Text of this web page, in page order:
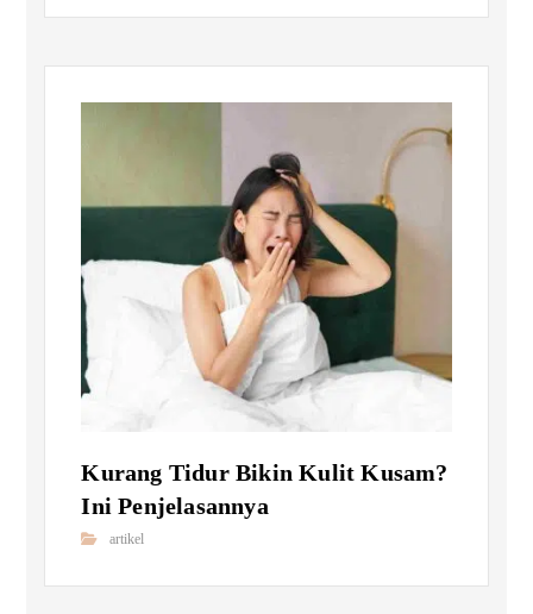
Kurang Tidur Bikin Kulit Kusam?
Ini Penjelasannya
artikel